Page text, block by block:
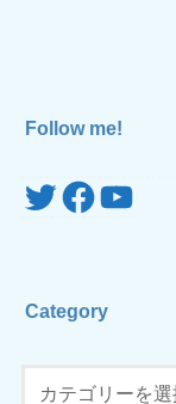
Follow me!
TwitterFacebook
YouTube
Category